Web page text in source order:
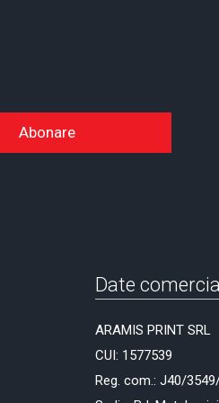
Abonare
Date
ARAMIS PRINT SRL
CUI: 1577539
Reg. com.: J40/